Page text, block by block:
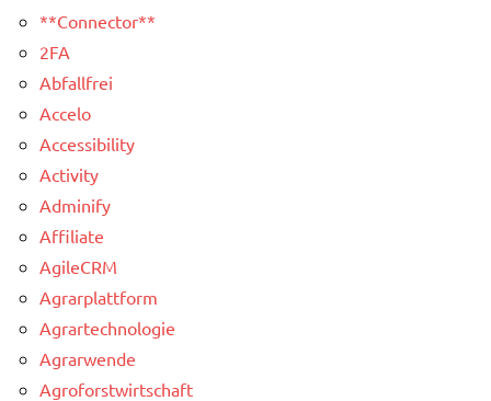
**Connector**
2FA
Abfallfrei
Accelo
Accessibility
Activity
Adminify
Affiliate
AgileCRM
Agrarplattform
Agrartechnologie
Agrarwende
Agroforstwirtschaft